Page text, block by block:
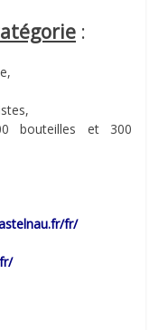
:
bouteilles et 300
fr/